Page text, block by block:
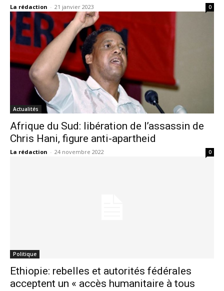
La rédaction - 21 janvier 2023 0
Actualités
Afrique du Sud: libération de l’assassin de
Chris Hani, figure anti-apartheid
La rédaction - 24 novembre 2022 0
Politique
Ethiopie: rebelles et autorités fédérales
acceptent un « accès humanitaire à tous